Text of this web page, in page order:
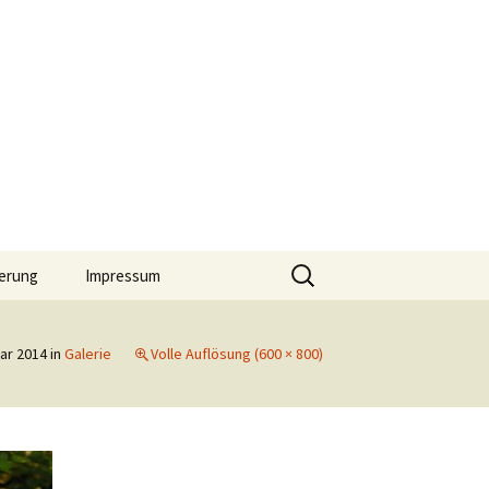
Impressum
Suchen
nach:
2014in Galerie Volle Auflösung (600 × 800)